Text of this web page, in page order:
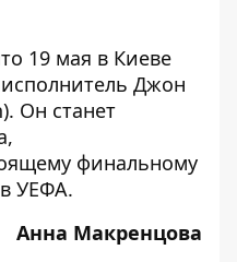
19 мая в Киеве
Джон
. Он станет
финальному
УЕФА.
Анна Макренцова